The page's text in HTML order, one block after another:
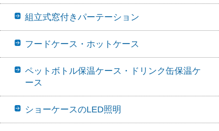
組立式窓付きパーテーション
フードケース・ホットケース
ペットボトル保温ケース・ドリンク缶保温ケ
ース
ショーケースのLED照明